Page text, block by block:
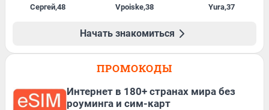
Сергей,48 Vpoiske,38 Yura,37
Начать знакомиться
ПРОМОКОДЫ
Интернет в 180+ странах мира без
роуминга и сим-карт